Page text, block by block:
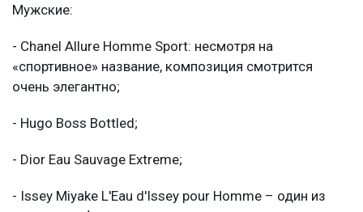
Мужские:
- Chanel Allure Homme Sport: несмотря на
«спортивное» название, композиция смотрится
очень элегантно;
- Hugo Boss Bottled;
- Dior Eau Sauvage Extreme;
- Issey Miyake L'Eau d'Issey pour Homme – один из